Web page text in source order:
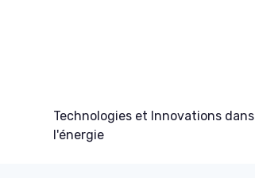
Technologies et Innovations dans
l'énergie